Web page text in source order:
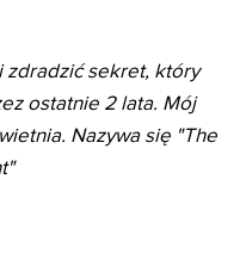
zdradzić sekret, który
ostatnie 2 lata. Mój
Nazywa się "The